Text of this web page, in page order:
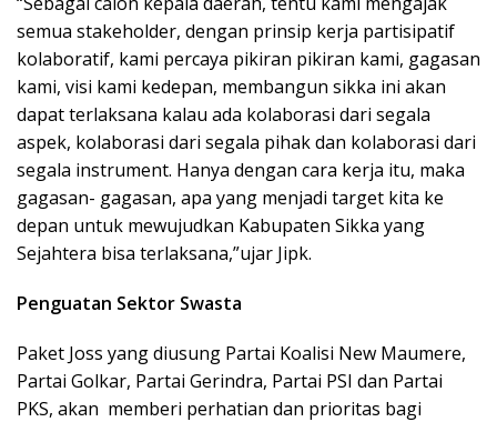
semua stakeholder, dengan prinsip kerja partisipatif
kolaboratif, kami percaya pikiran pikiran kami, gagasan
kami, visi kami kedepan, membangun sikka ini akan
dapat terlaksana kalau ada kolaborasi dari segala
aspek, kolaborasi dari segala pihak dan kolaborasi dari
segala instrument. Hanya dengan cara kerja itu, maka
gagasan- gagasan, apa yang menjadi target kita ke
depan untuk mewujudkan Kabupaten Sikka yang
Sejahtera bisa terlaksana,”ujar Jipk.
Penguatan Sektor Swasta
Paket Joss yang diusung Partai Koalisi New Maumere,
Partai Golkar, Partai Gerindra, Partai PSI dan Partai
PKS, akan memberi perhatian dan prioritas bagi